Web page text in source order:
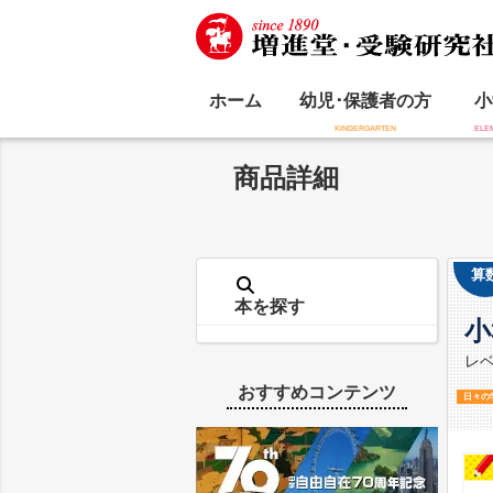
ホーム 幼児･保護者の方
商品詳細
本を探す
おすすめコンテンツ
算
レ
日々の